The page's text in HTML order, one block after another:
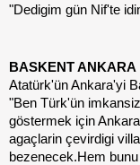
"Dedigim gün Nif'te
BASKENT ANKARA
Atatürk'ün Ankara'yi
"Ben Türk'ün
göstermek için
agaçlarin çevirdigi
bezenecek.Hem